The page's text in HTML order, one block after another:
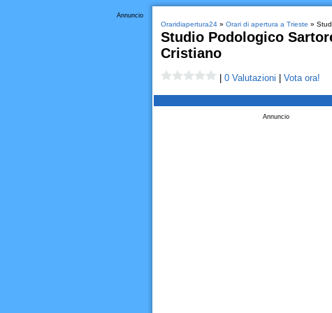
Annuncio
Oraridiapertura24» Orari di apertura a Trieste »
Studio Podologico
Cristiano
0 Valutazioni Vota ora!
Annuncio